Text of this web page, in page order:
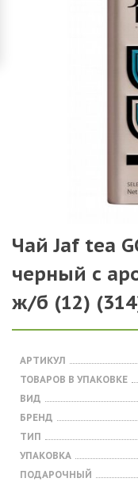
Чай Jaf tea
черный с
ж/б (12)
АРТИКУЛ
ТОВАРОВ В УПАКОВКЕ
ВИД
БРЕНД
ТИП
УПАКОВКА
ПОДАРОЧНЫЙ